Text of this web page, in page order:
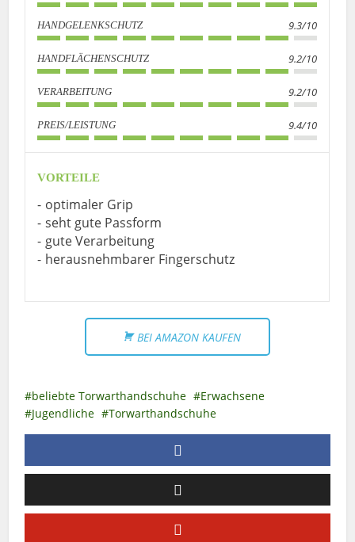
HANDGELENKSCHUTZ 9.3/10
HANDFLÄCHENSCHUTZ 9.2/10
VERARBEITUNG 9.2/10
PREIS/LEISTUNG 9.4/10
VORTEILE
optimaler Grip
seht gute Passform
gute Verarbeitung
herausnehmbarer Fingerschutz
BEI AMAZON KAUFEN
beliebte Torwarthandschuhe
Erwachsene
Jugendliche
Torwarthandschuhe